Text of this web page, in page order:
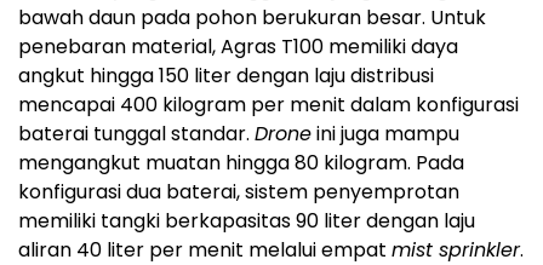
bawah daun pada pohon berukuran besar. Untuk
penebaran material, Agras T100 memiliki daya
angkut hingga 150 liter dengan laju distribusi
mencapai 400 kilogram per menit dalam konfigurasi
baterai tunggal standar. Droneini juga mampu
mengangkut muatan hingga 80 kilogram. Pada
konfigurasi dua baterai, sistem penyemprotan
memiliki tangki berkapasitas 90 liter dengan laju
aliran 40 liter per menit melalui empat mist sprinkler.